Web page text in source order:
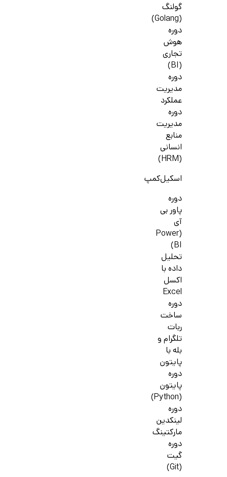
گولنگ
(Golang)
دوره
هوش
تجاری
(BI)
دوره
مدیریت
عملکرد
دوره
مدیریت
منابع
انسانی
(HRM)
اسکیل‌کمپ
دوره
پاور بی
آی
(Power
BI)
تحلیل
داده با
اکسل
Excel
دوره
ساخت
ربات
تلگرام و
بله با
پایتون
دوره
پایتون
(Python)
دوره
لینکدین
مارکتینگ
دوره
گیت
(Git)